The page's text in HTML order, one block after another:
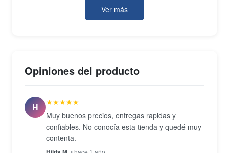
Pencil de primera generación mediante adaptador
Folio, lo que amplía sus posibilidades como
herramienta de productividad. Touch ID integrado en
el botón superior gestiona el desbloqueo y la
autenticación de pagos. Disponible en cuatro
Ver más
Opiniones del producto
H
★★★★★
Muy buenos precios, entregas rapidas y
confiables. No conocía esta tienda y quedé muy
contenta.